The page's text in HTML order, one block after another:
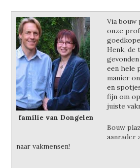
familie van Dongelen
Via bouw
onze
Henk, de
een hele
manier
en
fijn om
juiste
Bouw
aanrader
naar vakmensen!